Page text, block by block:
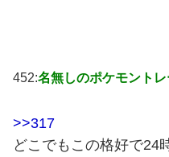
452:名無しのポケモント
>>317
どこでもこの格好で24